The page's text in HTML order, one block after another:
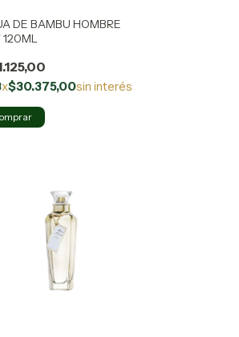
DE BAMBU HOMBRE
120ML
x$30.375,00sin interés